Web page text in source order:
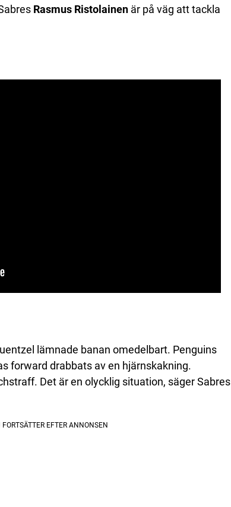
Rasmus Ristolainen är på väg att tackla
lämnade banan omedelbart. Penguins
forward drabbats av en hjärnskakning.
Det är en olycklig situation, säger Sabres